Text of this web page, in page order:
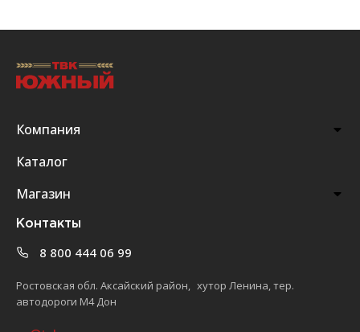
Компания
Каталог
Магазин
Контакты
8 800 444 06 99
Ростовская обл. Аксайский район, хутор Ленина, тер.
автодороги М4 Дон